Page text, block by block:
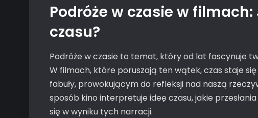
Podróże w czasie w
czasu?
Podróże w czasie to temat, który od lat fascynuje
W filmach, które poruszają ten wątek, czas staje
fabuły, prowokującym do refleksji nad naszą
sposób kino interpretuje ideę czasu, jakie
się w wyniku tych narracji.